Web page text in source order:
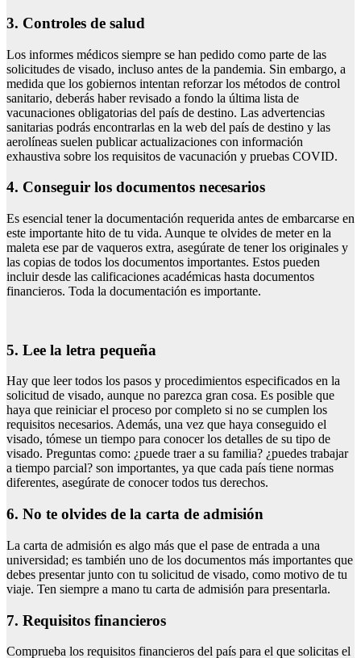
3. Controles de salud
Los informes médicos siempre se han pedido como parte de las
solicitudes de visado, incluso antes de la pandemia. Sin embargo, a
medida que los gobiernos intentan reforzar los métodos de control
sanitario, deberás haber revisado a fondo la última lista de
vacunaciones obligatorias del país de destino. Las advertencias
sanitarias podrás encontrarlas en la web del país de destino y las
aerolíneas suelen publicar actualizaciones con información
exhaustiva sobre los requisitos de vacunación y pruebas COVID.
4. Conseguir los documentos necesarios
Es esencial tener la documentación requerida antes de embarcarse en
este importante hito de tu vida. Aunque te olvides de meter en la
maleta ese par de vaqueros extra, asegúrate de tener los originales y
las copias de todos los documentos importantes. Estos pueden
incluir desde las calificaciones académicas hasta documentos
financieros. Toda la documentación es importante.
5. Lee la letra pequeña
Hay que leer todos los pasos y procedimientos especificados en la
solicitud de visado, aunque no parezca gran cosa. Es posible que
haya que reiniciar el proceso por completo si no se cumplen los
requisitos necesarios. Además, una vez que haya conseguido el
visado, tómese un tiempo para conocer los detalles de su tipo de
visado. Preguntas como: ¿puede traer a su familia? ¿puedes trabajar
a tiempo parcial? son importantes, ya que cada país tiene normas
diferentes, asegúrate de conocer todos tus derechos.
6. No te olvides de la carta de admisión
La carta de admisión es algo más que el pase de entrada a una
universidad; es también uno de los documentos más importantes que
debes presentar junto con tu solicitud de visado, como motivo de tu
viaje. Ten siempre a mano tu carta de admisión para presentarla.
7. Requisitos financieros
Comprueba los requisitos financieros del país para el que solicitas el